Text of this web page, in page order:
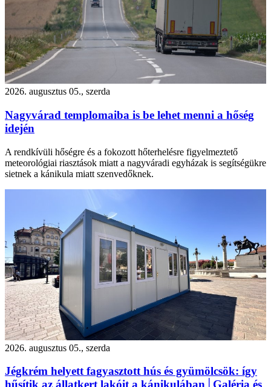
2026. augusztus 05., szerda
Nagyvárad templomaiba is be lehet menni a hőség
idején
A rendkívüli hőségre és a fokozott hőterhelésre figyelmeztető
meteorológiai riasztások miatt a nagyváradi egyházak is segítségükre
sietnek a kánikula miatt szenvedőknek.
2026. augusztus 05., szerda
Jégkrém helyett fagyasztott hús és gyümölcsök: így